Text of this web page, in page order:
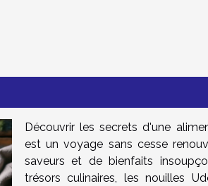
Découvrir les secrets d'une
est un voyage sans cesse
saveurs et de bienfaits
trésors culinaires, les nouilles